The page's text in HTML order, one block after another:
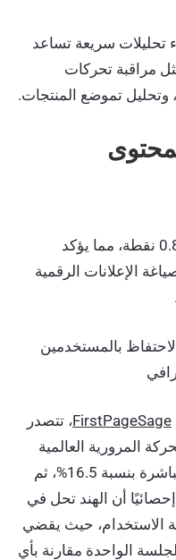
تحليلات سريعة تساعد
مراقبة تحركات
وتحليل تموضع المنتجات.
يسجل هذا القطاع قفزة بمقدار +0.8 نقطة، مما يؤكد
الإعلانات الرقمية
بالمستخدمين
FirstPageSage، تتصدر
المرورية العالمية
للمنصة بنسبة 17.1%، تليها الهند مباشرة بنسبة 16.5%، ثم
المثبت إحصائيًا أن الهند تحل في
الاستخدام، حيث يقضي
الواحدة مقارنة بأي